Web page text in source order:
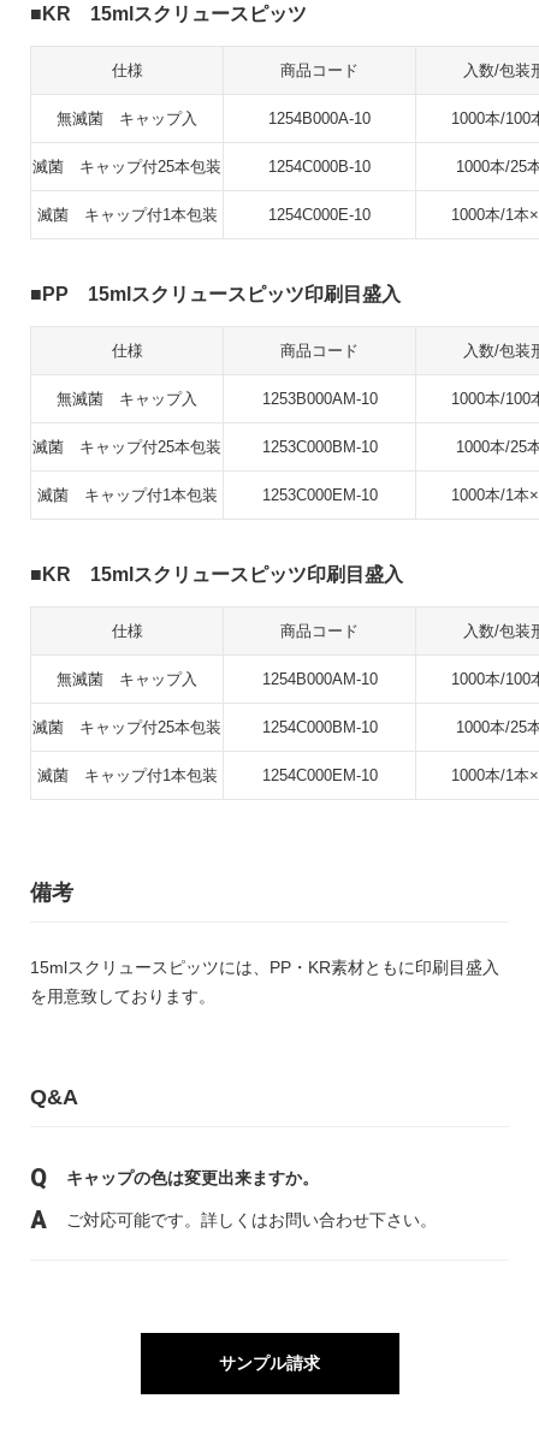
KR 15mlスクリュースピッツ
仕様 商品コード 入数/包装
無滅菌 キャップ入 1254B000A-10 1000本/100
滅菌 キャップ付25本包装 1254C000B-10 1000本/25
滅菌 キャップ付1本包装 1254C000E-10 1000本/1本
PP 15mlスクリュースピッツ印刷目盛入
仕様 商品コード 入数/包装
無滅菌 キャップ入 1253B000AM-10 1000本/100
滅菌 キャップ付25本包装 1253C000BM-10 1000本/25
滅菌 キャップ付1本包装 1253C000EM-10 1000本/1本
KR 15mlスクリュースピッツ印刷目盛入
仕様 商品コード 入数/包装
無滅菌 キャップ入 1254B000AM-10 1000本/100
滅菌 キャップ付25本包装 1254C000BM-10 1000本/25
滅菌 キャップ付1本包装 1254C000EM-10 1000本/1本
備考
15mlスクリュースピッツには、PP・KR素材ともに印刷目盛入
を用意致しております。
Q&A
キャップの色は変更出来ますか。
ご対応可能です。詳しくはお問い合わせ下さい。
サンプル請求